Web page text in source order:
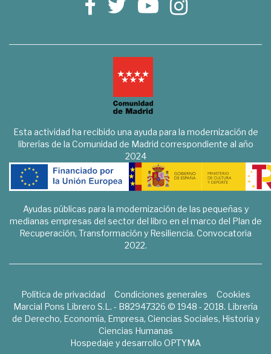
Esta actividad ha recibido una ayuda para la modernización de
librerías de la Comunidad de Madrid correspondiente al año
2024
Ayudas públicas para la modernización de las pequeñas y
medianas empresas del sector del libro en el marco del Plan de
Recuperación, Transformación y Resiliencia. Convocatoria
2022.
Política de privacidad Condiciones generales
Cookies
Marcial Pons Librero S.L. - B82947326 © 1948 - 2018. Librería
de Derecho, Economía, Empresa, Ciencias Sociales, Historia y
Ciencias Humanas
Hospedaje y desarrollo OPTYMA